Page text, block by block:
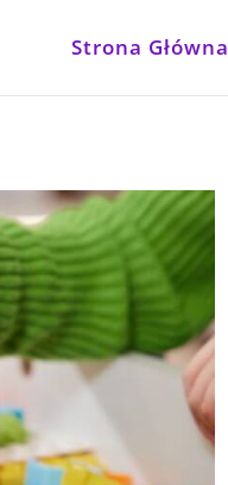
Strona Główna